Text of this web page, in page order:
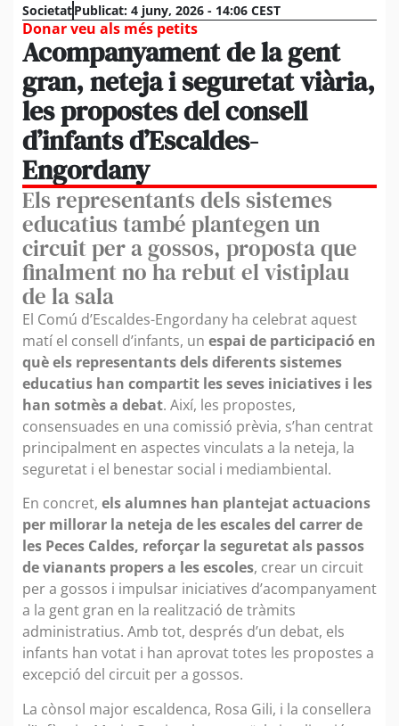
SocietatPublicat: 4 juny, 2026 - 14:06 CEST
Donar veu als més petits
Acompanyament de la gent
gran, neteja i seguretat viària,
les propostes del consell
d’infants d’Escaldes-
Engordany
Els representants dels sistemes
educatius també plantegen un
circuit per a gossos, proposta que
finalment no ha rebut el vistiplau
de la sala
El Comú d’Escaldes-Engordany ha celebrat aquest
matí el consell d’infants, un espai de participació en
què els representants dels diferents sistemes
educatius han compartit les seves iniciatives i les
han sotmès a debat. Així, les propostes,
consensuades en una comissió prèvia, s’han centrat
principalment en aspectes vinculats a la neteja, la
seguretat i el benestar social i mediambiental.
En concret, els alumnes han plantejat actuacions
per millorar la neteja de les escales del carrer de
les Peces Caldes, reforçar la seguretat als passos
de vianants propers a les escoles, crear un circuit
per a gossos i impulsar iniciatives d’acompanyament
a la gent gran en la realització de tràmits
administratius. Amb tot, després d’un debat, els
infants han votat i han aprovat totes les propostes a
excepció del circuit per a gossos.
La cònsol major escaldenca, Rosa Gili, i la consellera